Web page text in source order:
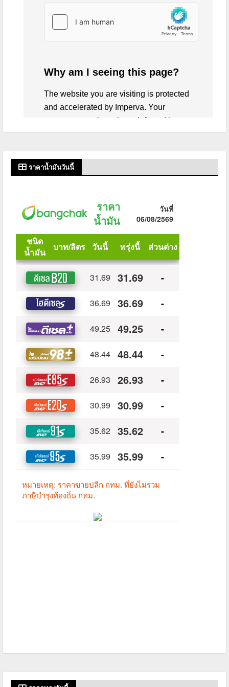
ราคาน้ำมันวันนี้